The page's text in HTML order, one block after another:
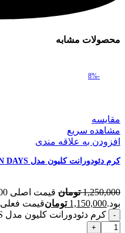
محصولات مشابه
-8%
مقایسه
مشاهده سریع
افزودن به علاقه مندی
کرم دئودورانت کلیون مدل SEVEN DAYS حجم 25 میل
1,250,000 تومان
بود.1,150,000 تومانقیمت فعلی 1,150,000 تومان است.
کرم دئودورانت کلیون مدل SEVEN DAYS حجم 25 میل عدد